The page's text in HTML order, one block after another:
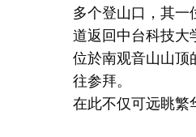
多个登山口，其
道返回中台科技大
位於南观音山山顶
往参拜。
在此不仅可远眺繁